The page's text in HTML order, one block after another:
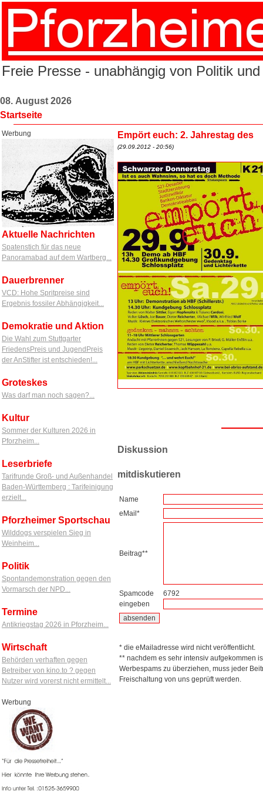
Freie Presse - unabhängig von Politik
08. August 2026
Startseite
Werbung
Aktuelle Nachrichten
Spatenstich für das neue
Panoramabad auf dem Wartberg...
Dauerbrenner
VCD: Hohe Spritpreise sind
Ergebnis fossiler Abhängigkeit...
Demokratie und Aktion
Die Wahl zum Stuttgarter
FriedensPreis und JugendPreis
der AnStifter ist entschieden!...
Groteskes
Was darf man noch sagen?...
Kultur
Sommer der Kulturen 2026 in
Pforzheim...
Leserbriefe
Tarifrunde Groß- und Außenhandel
Baden-Württemberg : Tarifeinigung
erzielt...
Pforzheimer Sportschau
Wilddogs verspielen Sieg in
Weinheim...
Politik
Spontandemonstration gegen den
Vormarsch der NPD...
Termine
Antikriegstag 2026 in Pforzheim...
Wirtschaft
Behörden verhaften gegen
Betreiber von kino.to ? gegen
Nutzer wird vorerst nicht ermittelt...
Werbung
Empört euch: 2. Jahrestag des
(29.09.2012 - 20:56)
Diskussion
mitdiskutieren
Name
eMail*
Beitrag**
Spamcode
eingeben
6792
* die eMailadresse wird nicht veröffentlicht.
** nachdem es sehr intensiv aufgekommen
Werbespams zu überziehen, muss jeder
Freischaltung von uns geprüft werden.